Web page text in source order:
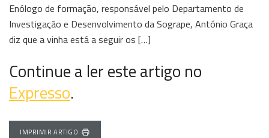
Enólogo de formação, responsável pelo Departamento de
Investigação e Desenvolvimento da Sogrape, António Graça
diz que a vinha está a seguir os […]
Continue a ler este artigo no
Expresso.
IMPRIMIR ARTIGO